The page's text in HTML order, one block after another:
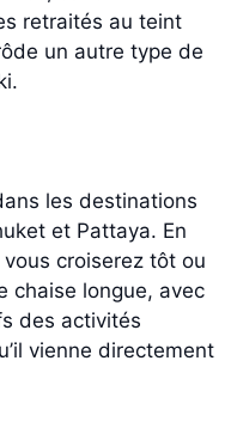
retraités au teint
un autre type de
les destinations
et Pattaya. En
croiserez tôt ou
chaise longue, avec
des activités
vienne directement